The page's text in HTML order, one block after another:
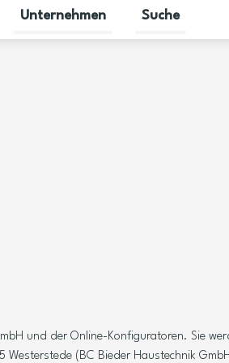
Gewerbekunden umschalten
Untermenü für Karriere umschalten
Unternehmen
Untermenü für
Suche
und der Online-Konfiguratoren. Sie
(BC Bieder Haustechnik